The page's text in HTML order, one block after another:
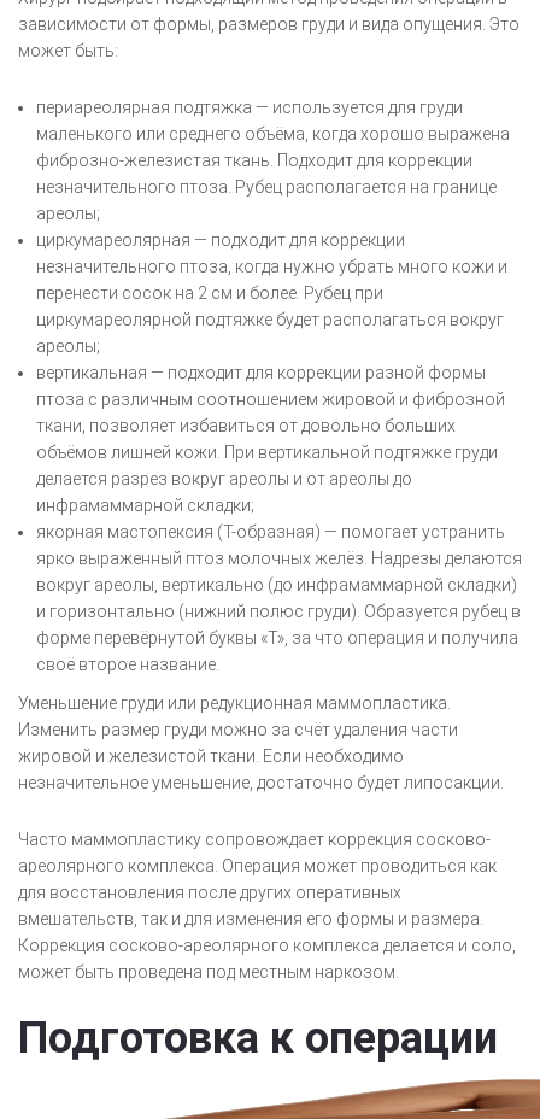
зависимости от формы, размеров груди и вида опущения. Это
может быть:
периареолярная подтяжка — используется для груди
маленького или среднего объёма, когда хорошо выражена
фиброзно-железистая ткань. Подходит для коррекции
незначительного птоза. Рубец располагается на границе
ареолы;
циркумареолярная — подходит для коррекции
незначительного птоза, когда нужно убрать много кожи и
перенести сосок на 2 см и более. Рубец при
циркумареолярной подтяжке будет располагаться вокруг
ареолы;
вертикальная — подходит для коррекции разной формы
птоза с различным соотношением жировой и фиброзной
ткани, позволяет избавиться от довольно больших
объёмов лишней кожи. При вертикальной подтяжке груди
делается разрез вокруг ареолы и от ареолы до
инфрамаммарной складки;
якорная мастопексия (Т-образная) — помогает устранить
ярко выраженный птоз молочных желёз. Надрезы делаются
вокруг ареолы, вертикально (до инфрамаммарной складки)
и горизонтально (нижний полюс груди). Образуется рубец в
форме перевёрнутой буквы «Т», за что операция и получила
своё второе название.
Уменьшение груди или редукционная маммопластика.
Изменить размер груди можно за счёт удаления части
жировой и железистой ткани. Если необходимо
незначительное уменьшение, достаточно будет липосакции.
Часто маммопластику сопровождает коррекция сосково-
ареолярного комплекса. Операция может проводиться как
для восстановления после других оперативных
вмешательств, так и для изменения его формы и размера.
Коррекция сосково-ареолярного комплекса делается и соло,
может быть проведена под местным наркозом.
Подготовка к операции